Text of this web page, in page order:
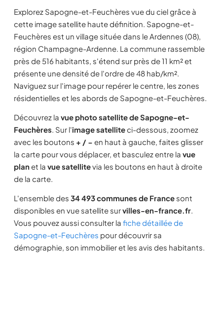
Explorez Sapogne-et-Feuchères vue du ciel grâce à
cette image satellite haute définition. Sapogne-et-
Feuchères est un village située dans le Ardennes (08),
région Champagne-Ardenne. La commune rassemble
près de 516 habitants, s'étend sur près de 11 km² et
présente une densité de l'ordre de 48 hab/km².
Naviguez sur l'image pour repérer le centre, les zones
résidentielles et les abords de Sapogne-et-Feuchères.
Découvrez la vue photo satellite de Sapogne-et-
Feuchères. Sur l'image satelliteci-dessous, zoomez
avec les boutons + / − en haut à gauche, faites glisser
la carte pour vous déplacer, et basculez entre la vue
planet la vue satellitevia les boutons en haut à droite
de la carte.
L'ensemble des 34 493 communes de France sont
disponibles en vue satellite survilles-en-france.fr.
Vous pouvez aussi consulter la fiche détaillée de
Sapogne-et-Feuchères pour découvrir sa
démographie, son immobilier et les avis des habitants.